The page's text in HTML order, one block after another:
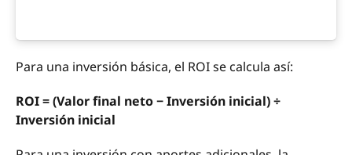
Para una inversión básica, el ROI se calcula así:
ROI = (Valor final neto − Inversión inicial) ÷
Inversión inicial